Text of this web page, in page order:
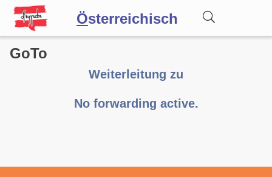
Österreichisch
Wörterbuch
GoTo
Weiterleitung zu
No forwarding active.